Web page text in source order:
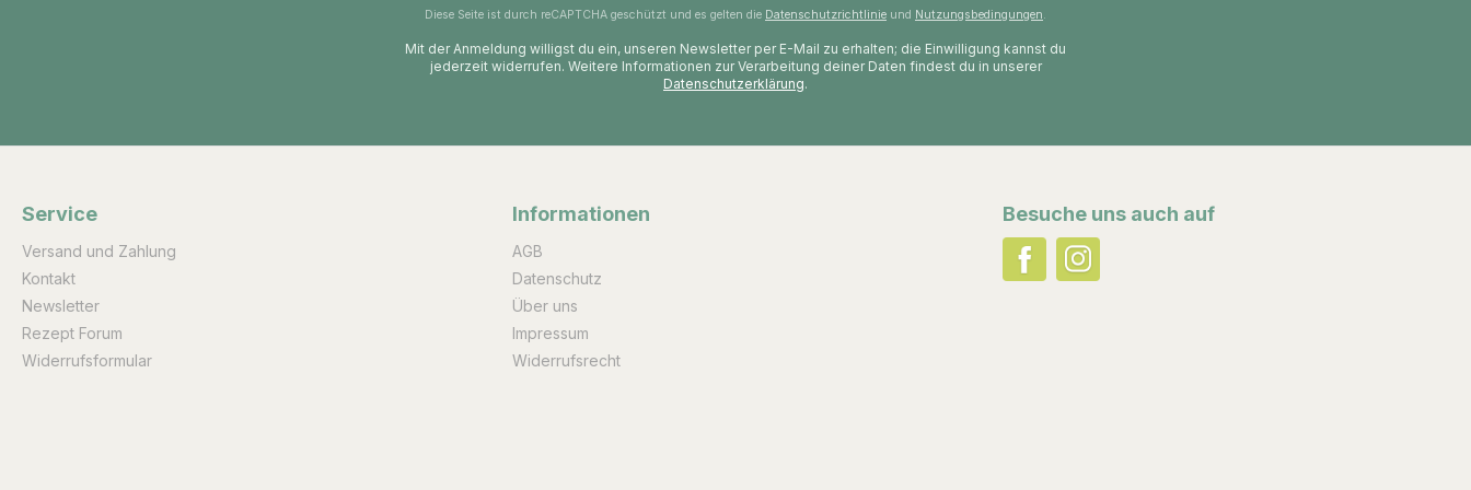
Diese Seite ist durch reCAPTCHA geschützt und es gelten die Datenschutzrichtlinie und Nutzungsbedingungen.
Mit der Anmeldung willigst du ein, unseren Newsletter per E-Mail zu erhalten; die Einwilligung kannst du
jederzeit widerrufen. Weitere Informationen zur Verarbeitung deiner Daten findest du in unserer
Datenschutzerklärung.
Service
Versand und Zahlung
Kontakt
Newsletter
Rezept Forum
Widerrufsformular
Informationen
AGB
Datenschutz
Über uns
Impressum
Widerrufsrecht
Besuche uns auch auf